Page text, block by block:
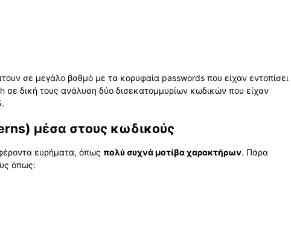
σε μεγάλο βαθμό με τα κορυφαία passwords που είχαν εντοπίσει
σε δική τους ανάλυση δύο δισεκατομμυρίων κωδικών που είχαν
μέσα στους κωδικούς
ευρήματα, όπως πολύ συχνά μοτίβα χαρακτήρων. Πάρα
όπως: